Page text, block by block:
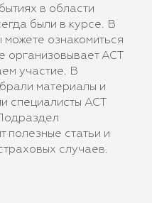
в области
были в курсе. В
ознакомиться
организовывает АСТ
участие. В
материалы и
специалисты АСТ
полезные статьи и
случаев.